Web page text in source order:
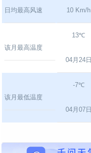
日均最高风速 10 Km/h
该月最高温度
13℃
04月24日
该月最低温度
-7℃
04月07日